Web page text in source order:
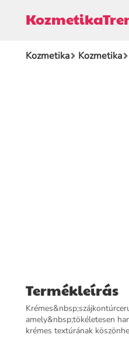
Kozmetika Kozmetika
Termékleírás
amely&nbsp;tökéletesen
krémes textúrának